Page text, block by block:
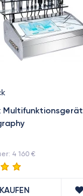
Multifunktionsgerät
4 160 €
KAUFEN